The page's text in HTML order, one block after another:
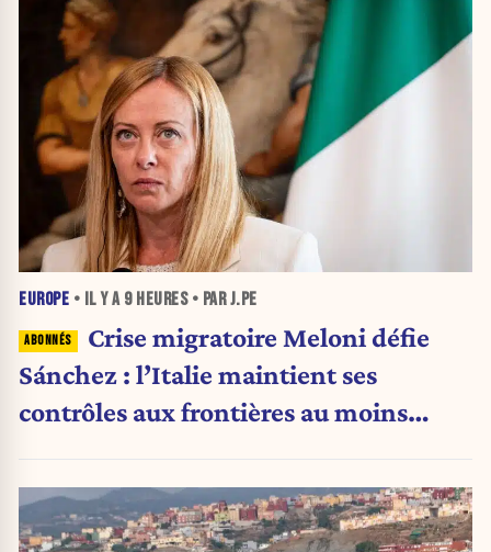
EUROPE • IL Y A 9 HEURES• PAR J.PE
Crise migratoire Meloni défie
Sánchez : l’Italie maintient ses
contrôles aux frontières au moins